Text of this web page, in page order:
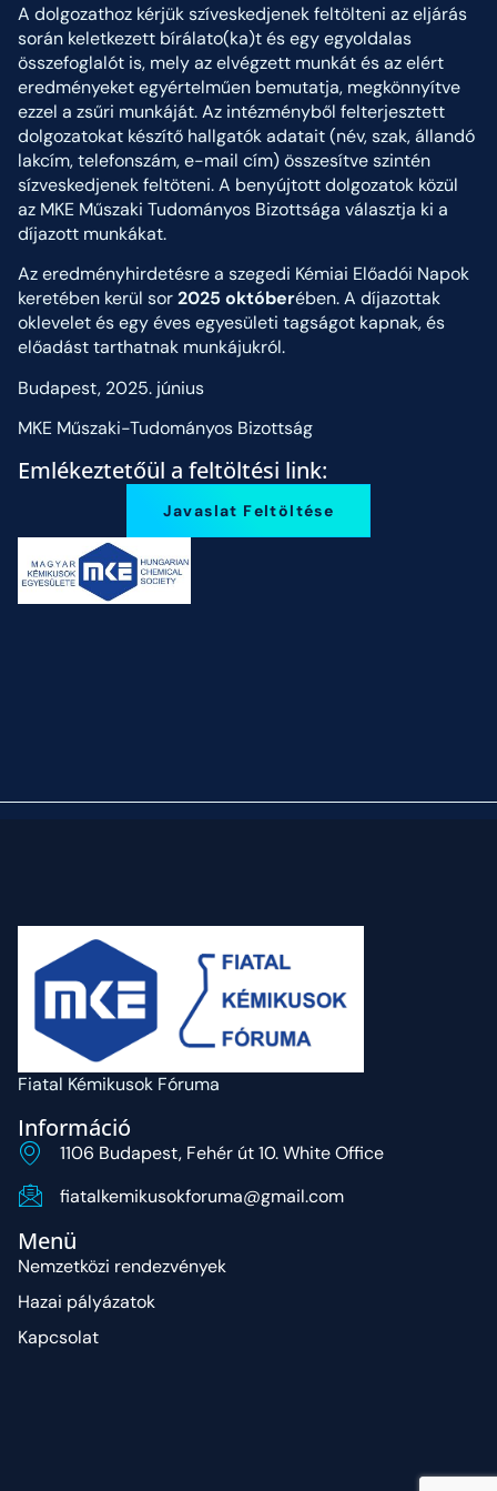
A dolgozathoz kérjük szíveskedjenek feltölteni az eljárás
során keletkezett bírálato(ka)t és egy egyoldalas
összefoglalót is, mely az elvégzett munkát és az elért
eredményeket egyértelműen bemutatja, megkönnyítve
ezzel a zsűri munkáját. Az intézményből felterjesztett
dolgozatokat készítő hallgatók adatait (név, szak, állandó
lakcím, telefonszám, e-mail cím) összesítve szintén
sízveskedjenek feltöteni. A benyújtott dolgozatok közül
az MKE Műszaki Tudományos Bizottsága választja ki a
díjazott munkákat.
Az eredményhirdetésre a szegedi Kémiai Előadói Napok
keretében kerül sor2025 októberében. A díjazottak
oklevelet és egy éves egyesületi tagságot kapnak, és
előadást tarthatnak munkájukról.
Budapest, 2025. június
MKE Műszaki-Tudományos Bizottság
Emlékeztetőül a feltöltési link:
Javaslat Feltöltése
Fiatal Kémikusok Fóruma
Információ
1106 Budapest, Fehér út 10. White Office
fiatalkemikusokforuma@gmail.com
Menü
Nemzetközi rendezvények
Hazai pályázatok
Kapcsolat